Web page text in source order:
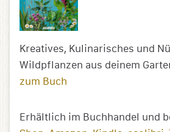
Kreatives, Kulinarisches und
Wildpflanzen aus deinem
zum Buch
Erhältlich im Buchhandel und